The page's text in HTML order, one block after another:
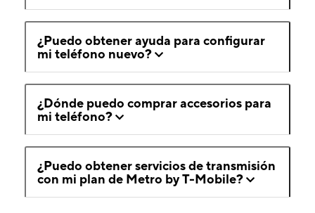
¿Puedo obtener ayuda para configurar
mi teléfono nuevo?
¿Dónde puedo comprar accesorios para
mi teléfono?
¿Puedo obtener servicios de transmisión
con mi plan de Metro by T-Mobile?